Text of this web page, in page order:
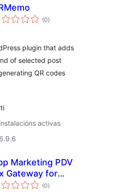
(0valoracións
totais
)
plugin that adds
of selected post
QR codes
activas
Marketing PDV
Gateway for
(0valoracións
totais
)